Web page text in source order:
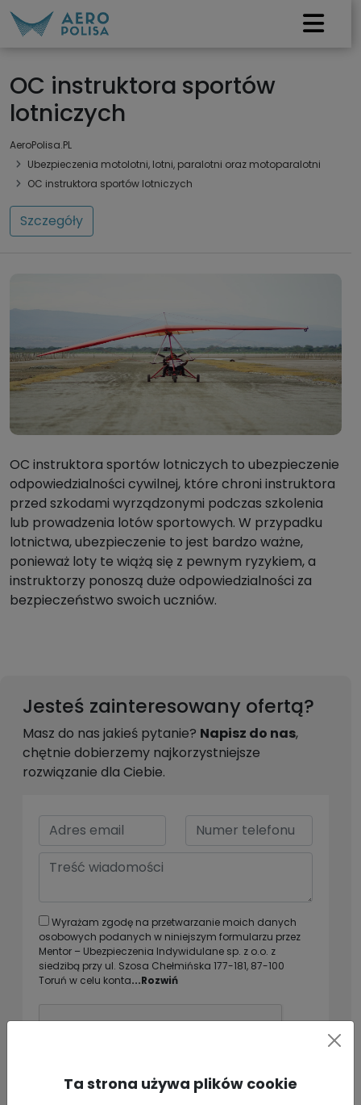
OC instruktora sportów
lotniczych
AeroPolisa.PL
Ubezpieczenia motolotni, lotni, paralotni oraz motoparalotni
OC instruktora sportów lotniczych
Szczegóły
OC instruktora sportów lotniczych to ubezpieczenie
odpowiedzialności cywilnej, które chroni instruktora
przed szkodami wyrządzonymi podczas szkolenia
lub prowadzenia lotów sportowych. W przypadku
lotnictwa, ubezpieczenie to jest bardzo ważne,
ponieważ loty te wiążą się z pewnym ryzykiem, a
instruktorzy ponoszą duże odpowiedzialności za
bezpieczeństwo swoich uczniów.
Jesteś zainteresowany ofertą?
Masz do nas jakieś pytanie? Napisz do nas,
chętnie dobierzemy najkorzystniejsze
rozwiązanie dla Ciebie.
Wyrażam zgodę na przetwarzanie moich danych
osobowych podanych w niniejszym formularzu przez
Mentor – Ubezpieczenia Indywidulane sp. z o.o. z
siedzibą przy ul. Szosa Chełmińska 177-181, 87-100
Toruń w celu konta...Rozwiń
Wyślij
Ta strona używa plików cookie